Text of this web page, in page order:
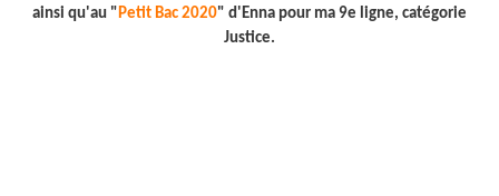
ainsi qu'au "Petit Bac 2020" d'Enna pour ma 9e ligne, catégorie
Justice.